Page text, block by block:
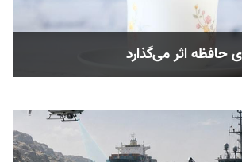
حافظه اثر می‌گذارد